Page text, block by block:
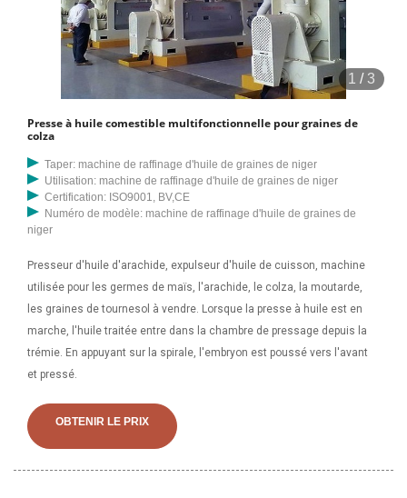
1 /3
Presse à huile comestible multifonctionnelle pour graines de
colza
Taper: machine de raffinage d'huile de graines de niger
Utilisation: machine de raffinage d'huile de graines de niger
Certification: ISO9001, BV,CE
Numéro de modèle: machine de raffinage d'huile de graines de
niger
Presseur d'huile d'arachide, expulseur d'huile de cuisson, machine
utilisée pour les germes de maïs, l'arachide, le colza, la moutarde,
les graines de tournesol à vendre. Lorsque la presse à huile est en
marche, l'huile traitée entre dans la chambre de pressage depuis la
trémie. En appuyant sur la spirale, l'embryon est poussé vers l'avant
et pressé.
OBTENIR LE PRIX